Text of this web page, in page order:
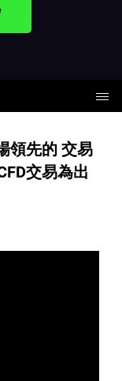
領先的 交易
交易為出